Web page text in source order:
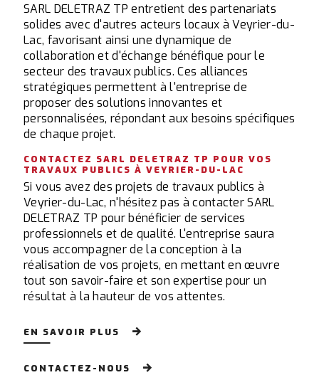
SARL DELETRAZ TP entretient des partenariats
solides avec d'autres acteurs locaux à Veyrier-du-
Lac, favorisant ainsi une dynamique de
collaboration et d'échange bénéfique pour le
secteur des travaux publics. Ces alliances
stratégiques permettent à l'entreprise de
proposer des solutions innovantes et
personnalisées, répondant aux besoins spécifiques
de chaque projet.
CONTACTEZ SARL DELETRAZ TP POUR VOS
TRAVAUX PUBLICS À VEYRIER-DU-LAC
Si vous avez des projets de travaux publics à
Veyrier-du-Lac, n'hésitez pas à contacter SARL
DELETRAZ TP pour bénéficier de services
professionnels et de qualité. L'entreprise saura
vous accompagner de la conception à la
réalisation de vos projets, en mettant en œuvre
tout son savoir-faire et son expertise pour un
résultat à la hauteur de vos attentes.
EN SAVOIR PLUS
CONTACTEZ-NOUS